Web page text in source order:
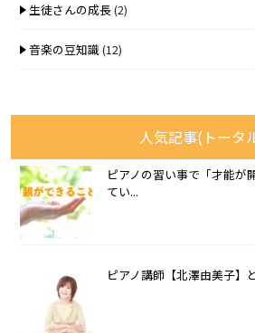
生徒さんの成長(2)
音楽の豆知識(12)
人気記事(トータ
ピアノの習い事で「才能が
てい...
ピアノ講師【北澤由美子】